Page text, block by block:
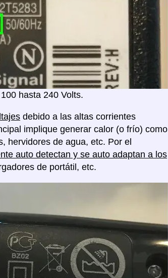
hasta 240 Volts.
debido a las altas corrientes
implique generar calor (o frío) como
hervidores de agua, etc. Por el
auto detectan y se auto adaptan a los
de portátil, etc.